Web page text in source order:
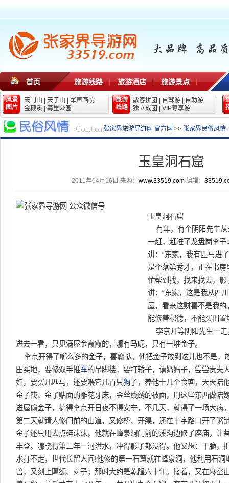
首页 旅游线路 旅游酒店 旅游景点
风景
图片
天门山 天子山
军声画院
金鞭溪
森里公园
旅游
线路
散客拼团 自驾游
自助游
独立成团
VIP尊享游
张家界旅游导游网 官方网 >> 张家界民俗风情
玉皇洞石窟
2011年04月16日 来源： www.33519.com编辑：
玉皇洞石窟
有年，有个阴阳先生从
一赶，赶进了龙盘岗李
讲：“东家，我有匹马进
是个落第秀才，正在书
忙帮到找，找来找去，
讲：“东家，这是我从四
屋，看来这财喜不是我
能修善积德，不能买田置
李京开等阴阳先生一走
进去一看，只见满屋金霞霞的，哪有马呢，只有一堆金子。
李京开得了啷么多的金子，喜癫哒。他把金子放到这儿也不是，
田买地，要修双手推车的吊脚楼，要打轿子，请奶妈子，尝尝贵夫
妇，要买几匹马，还要喂它几百只狗子，养他十几个食客，天天陪
金子筷、金子贴面的雕花牙床，金丝线绣的被面，用这些东西做陪
进屋偷金子，搞得李京开日夜不得安宁，不几天，就得了一场大病
第二天就请人修门前的山道，又修桥、开渠，还在十字路口开了粥
金子还只用去点碎沫沫。他就在峰泉洞门前的溪沟边修了座庙，让
丰登。哪晓得第二年一河洪水，冲得影子都没得。他又想：干脆，
水打不走，世代长留人间!他修的第一石窟就在峰泉洞，他利用石
兽，又刻上匾额、对子；那时大约是乾隆六十年。接着，又在麻空